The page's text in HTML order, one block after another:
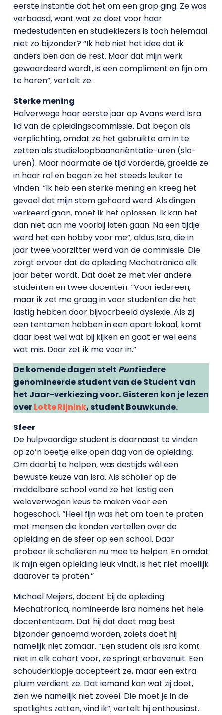
eerste instantie dat het om een grap ging. Ze was
verbaasd, want wat ze doet voor haar
medestudenten en studiekiezers is toch helemaal
niet zo bijzonder? “Ik heb niet het idee dat ik
anders ben dan de rest. Maar dat mijn werk
gewaardeerd wordt, is een compliment en fijn om
te horen”, vertelt ze.
Sterke mening
Halverwege haar eerste jaar op Avans werd Isra
lid van de opleidingscommissie. Dat begon als
verplichting, omdat ze het gebruikte om in te
zetten als studieloopbaanoriëntatie-uren (slo-
uren). Maar naarmate de tijd vorderde, groeide ze
in haar rol en begon ze het steeds leuker te
vinden. “Ik heb een sterke mening en kreeg het
gevoel dat mijn stem gehoord werd. Als dingen
verkeerd gaan, moet ik het oplossen. Ik kan het
dan niet aan me voorbij laten gaan. Na een tijdje
werd het een hobby voor me”, aldus Isra, die in
jaar twee voorzitter werd van de commissie. Die
zorgt ervoor dat de opleiding Mechatronica elk
jaar beter wordt. Dat doet ze met vier andere
studenten en twee docenten. “Voor iedereen,
maar ik zet me graag in voor studenten die het
lastig hebben door bijvoorbeeld dyslexie. Als zij
een tentamen hebben in een apart lokaal, komt
daar best wel wat bij kijken en gaat er wel eens
wat mis. Daar zet ik me voor in.”
De komende dagen stelt Puntiedere
genomineerde student van de Student van
het Jaar-verkiezing voor. Gisteren kon je lezen
overLotte Rijnink, student Bouwkunde.
Sfeer
De hulpvaardige student is daarnaast te vinden
op zo’n beetje elke open dag van de opleiding.
Om daarbij te helpen, was destijds wél een
bewuste keuze van Isra. Als scholier op de
middelbare school vond ze het lastig een
weloverwogen keus te maken voor een
hogeschool. “Heel fijn was het om toen te praten
met mensen die konden vertellen over de
opleiding en de sfeer op een school. Daar
probeer ik scholieren nu mee te helpen. En omdat
ik mijn eigen opleiding leuk vindt, is het niet moeilijk
daarover te praten.”
Michael Meijers, docent bij de opleiding
Mechatronica, nomineerde Isra namens het hele
docententeam. Dat hij dat doet mag best
bijzonder genoemd worden, zoiets doet hij
namelijk niet zomaar. “Een student als Isra komt
niet in elk cohort voor, ze springt erbovenuit. Een
schouderklopje accepteert ze, maar een extra
pluim verdient ze. Dat iemand kan wat zij doet,
zien we namelijk niet zoveel. Die moet je in de
spotlights zetten, vind ik”, vertelt hij enthousiast.